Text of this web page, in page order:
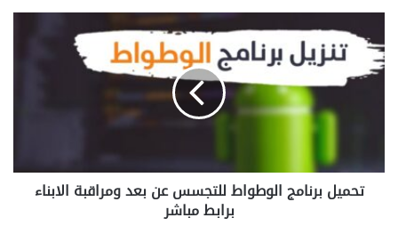
فاير
برنامج
الوطواط
للتجسس
برابط
مباشرتحميل برنامج الوطواط للتجسس عن بعد ومراقبة الابناء
برابط مباشر